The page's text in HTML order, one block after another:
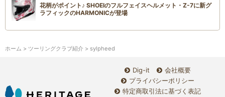
花柄がポイント♪ SHOEIのフルフェイスヘルメット・Z-7に新グ
ラフィックのHARMONICが登場
ホーム > ツーリングクラブ紹介 > sylpheed
Dig-it
会社概要
プライバシーポリシー
特定商取引法に基づく表記